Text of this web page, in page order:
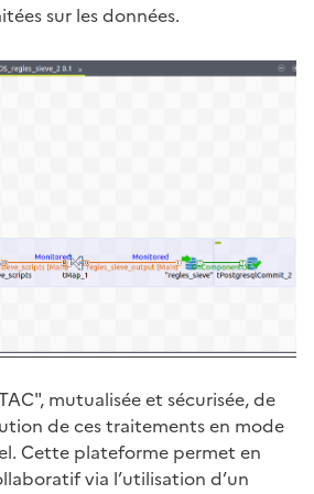
sur les données.
mutualisée et sécurisée, de
de ces traitements en mode
Cette plateforme permet en
via l’utilisation d’un